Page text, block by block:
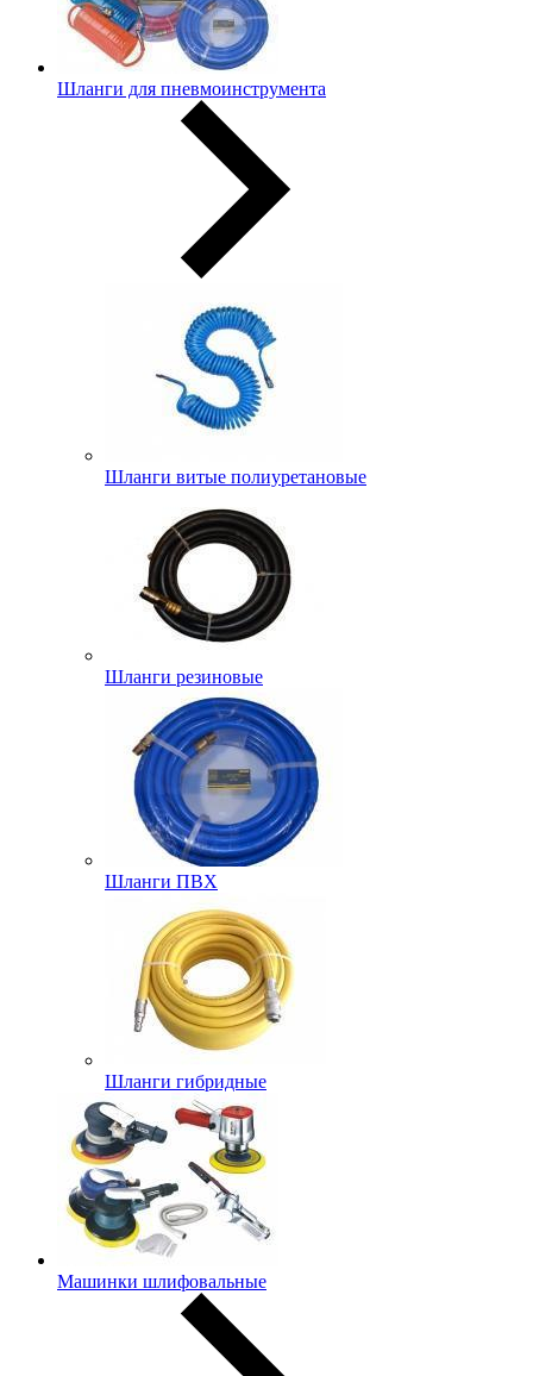
Шланги для пневмоинструмента
Шланги витые полиуретановые
Шланги резиновые
Шланги ПВХ
Шланги гибридные
Машинки шлифовальные